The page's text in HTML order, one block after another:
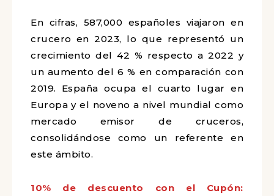
En cifras, 587,000 españoles viajaron en
crucero en 2023, lo que representó un
crecimiento del 42 % respecto a 2022 y
un aumento del 6 % en comparación con
2019. España ocupa el cuarto lugar en
Europa y el noveno a nivel mundial como
mercado emisor de cruceros,
consolidándose como un referente en
este ámbito.
10% de descuento con el Cupón: